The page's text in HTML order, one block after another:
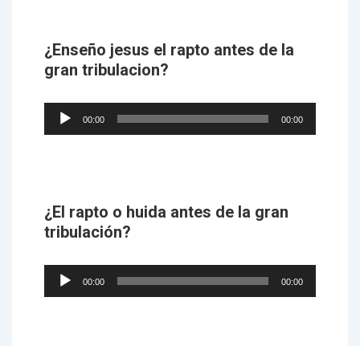
¿Enseño jesus el rapto antes de la
gran tribulacion?
Audio
Player
00:00 00:00
¿El rapto o huida antes de la gran
tribulación?
Audio
Player
00:00 00:00